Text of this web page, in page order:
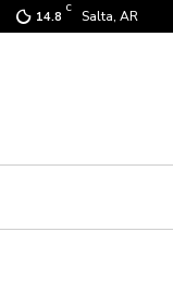
14.8
C Salta, AR